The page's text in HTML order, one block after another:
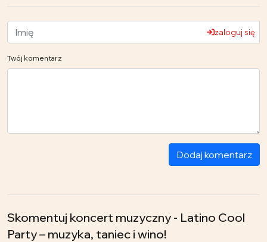
zaloguj się
Twój komentarz
Dodaj komentarz
Skomentuj koncert muzyczny - Latino Cool
Party – muzyka, taniec i wino!